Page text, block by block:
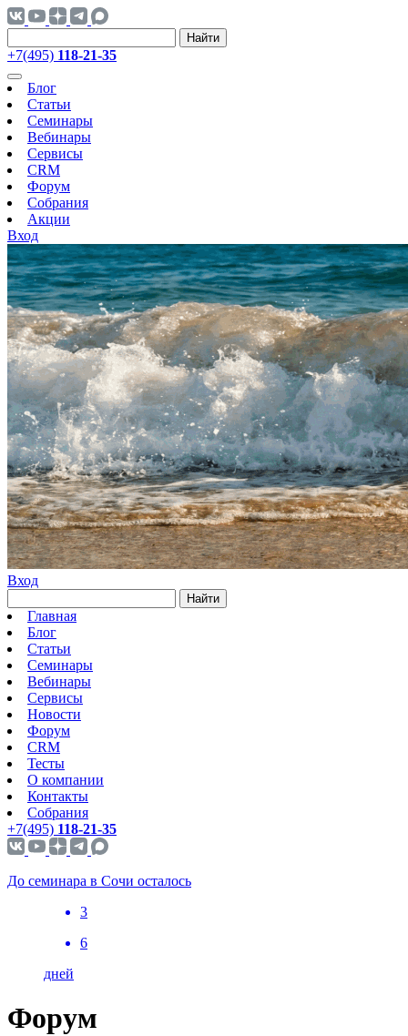
Найти
+7(495) 118-21-35
Блог
Статьи
Семинары
Вебинары
Сервисы
CRM
Форум
Собрания
Акции
Вход
Вход
Найти
Главная
Блог
Статьи
Семинары
Вебинары
Сервисы
Новости
Форум
CRM
Тесты
О компании
Контакты
Собрания
+7(495) 118-21-35
До семинара в Сочи осталось
3
6
дней
Форум